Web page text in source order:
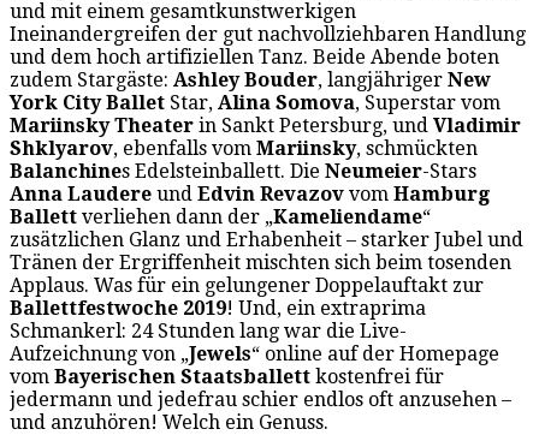
und mit einem gesamtkunstwerkigen
Ineinandergreifen der gut nachvollziehbaren Handlung
und dem hoch artifiziellen Tanz. Beide Abende boten
zudem Stargäste: Ashley Bouder, langjähriger New
York City Ballet Star, Alina Somova, Superstar vom
Mariinsky Theater in Sankt Petersburg, und Vladimir
Shklyarov, ebenfalls vom Mariinsky, schmückten
Balanchines Edelsteinballett. Die Neumeier-Stars
Anna Laudere und Edvin Revazov vom Hamburg
Ballett verliehen dann der „Kameliendame“
zusätzlichen Glanz und Erhabenheit – starker Jubel und
Tränen der Ergriffenheit mischten sich beim tosenden
Applaus. Was für ein gelungener Doppelauftakt zur
Ballettfestwoche 2019! Und, ein extraprima
Schmankerl: 24 Stunden lang war die Live-
Aufzeichnung von „Jewels“ online auf der Homepage
vom Bayerischen Staatsballett kostenfrei für
jedermann und jedefrau schier endlos oft anzusehen –
und anzuhören! Welch ein Genuss.